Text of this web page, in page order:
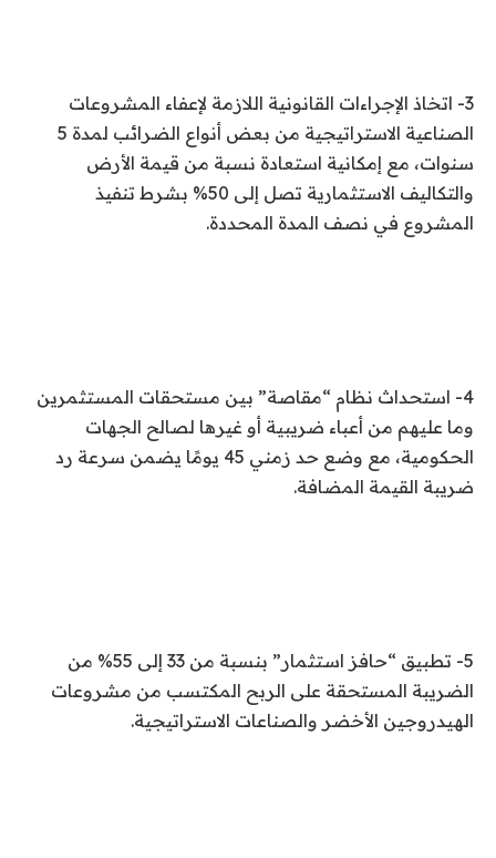
3- اتخاذ الإجراءات القانونية اللازمة لإعفاء المشروعات
الصناعية الاستراتيجية من بعض أنواع الضرائب لمدة 5
سنوات، مع إمكانية استعادة نسبة من قيمة الأرض
والتكاليف الاستثمارية تصل إلى 50% بشرط تنفيذ
المشروع في نصف المدة المحددة.
4- استحداث نظام “مقاصة” بين مستحقات المستثمرين
وما عليهم من أعباء ضريبية أو غيرها لصالح الجهات
الحكومية، مع وضع حد زمني 45 يومًا يضمن سرعة رد
ضريبة القيمة المضافة.
5- تطبيق “حافز استثمار” بنسبة من 33 إلى 55% من
الضريبة المستحقة على الربح المكتسب من مشروعات
الهيدروجين الأخضر والصناعات الاستراتيجية.